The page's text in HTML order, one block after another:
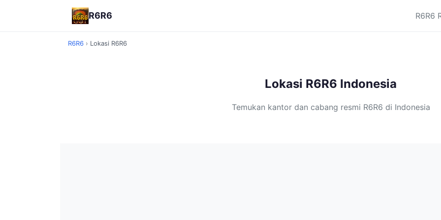
R6R6 R6R6
R6R6 › Lokasi R6R6
Lokasi R6R6 Indonesia
Temukan kantor dan cabang resmi R6R6 di Indonesia